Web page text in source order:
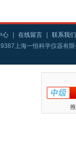
心 在线留言
联系我们
上海一恒科学仪器有限